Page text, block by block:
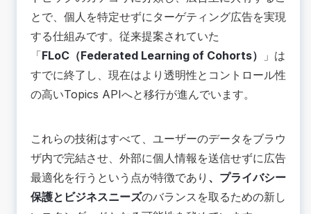
とで、個人を特定せずにターゲティング広告を実現
する仕組みです。従来提案されていた
「FLoC（Federated Learning of Cohorts）
」は
すでに終了し、現在はより透明性とコントロール性
の高いTopics APIへと移行が進んでいます。
これらの技術はすべて、ユーザーのデータをブラウ
ザ内で完結させ、外部に個人情報を送信せずに広告
最適化を行うという点が特徴であり 、プライバシー
保護とビジネスニーズのバランスを取るための新し